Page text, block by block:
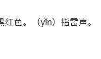
色。（yǐn）指雷声。